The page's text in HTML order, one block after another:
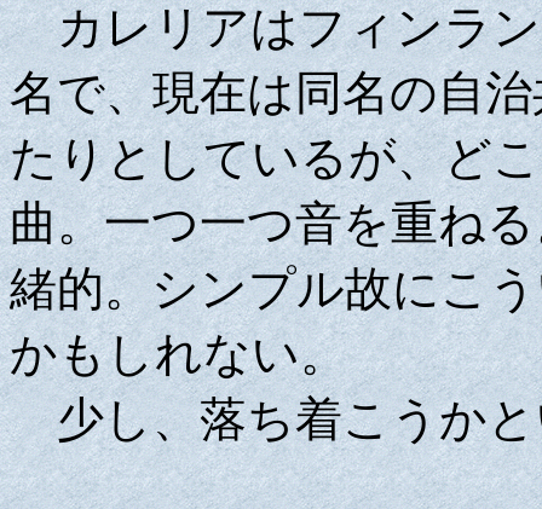
カレリアはフィンラン
名で、現在は同名の自
たりとしているが、ど
曲。一つ一つ音を重ね
緒的。シンプル故にこ
かもしれない。
少し、落ち着こうかと